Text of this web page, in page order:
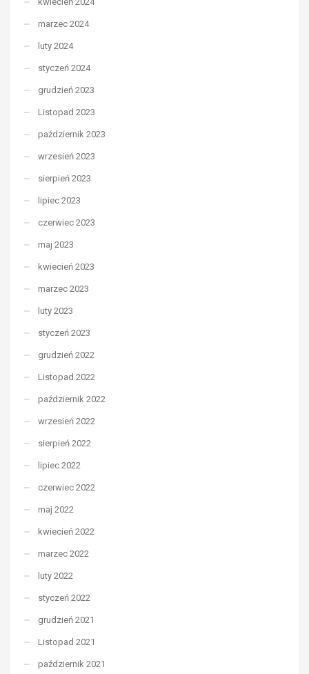
marzec 2024
luty 2024
styczeń 2024
grudzień 2023
Listopad 2023
październik 2023
wrzesień 2023
sierpień 2023
lipiec 2023
czerwiec 2023
maj 2023
kwiecień 2023
marzec 2023
luty 2023
styczeń 2023
grudzień 2022
Listopad 2022
październik 2022
wrzesień 2022
sierpień 2022
lipiec 2022
czerwiec 2022
maj 2022
kwiecień 2022
marzec 2022
luty 2022
styczeń 2022
grudzień 2021
Listopad 2021
październik 2021